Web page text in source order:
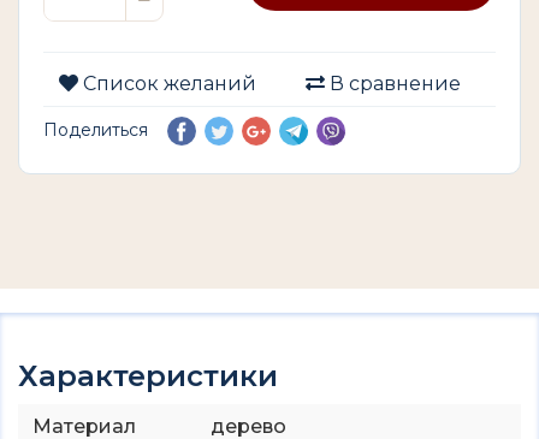
Список желаний В сравнение
Поделиться
Характеристики
Материал
дерево